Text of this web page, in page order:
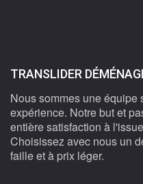
TRANSLIDER
Nous sommes une
expérience. Notre but et
entière satisfaction à
Choisissez avec nous un
faille et à prix léger.